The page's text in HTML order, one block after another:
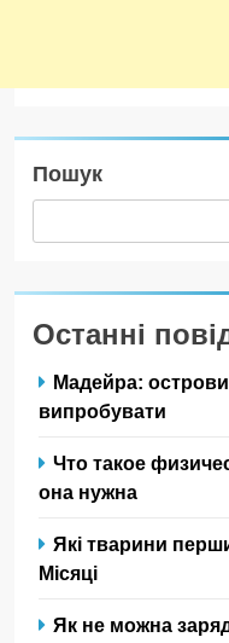
Пошук
Останні
Мадейра:
випробувати
Что такое
она нужна
Які тварини
Місяці
Як не можна